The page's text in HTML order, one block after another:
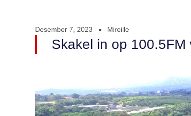
Desember 7, 2023 Mireille
Skakel in op 100.5FM